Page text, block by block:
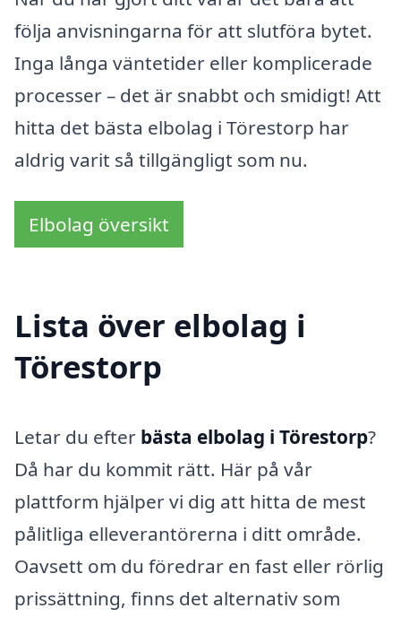
följa anvisningarna för att slutföra bytet.
Inga långa väntetider eller komplicerade
processer – det är snabbt och smidigt! Att
hitta det bästa elbolag i Törestorp har
aldrig varit så tillgängligt som nu.
Elbolag översikt
Lista över elbolag i
Törestorp
Letar du efter bästa elbolag i Törestorp?
Då har du kommit rätt. Här på vår
plattform hjälper vi dig att hitta de mest
pålitliga elleverantörerna i ditt område.
Oavsett om du föredrar en fast eller rörlig
prissättning, finns det alternativ som